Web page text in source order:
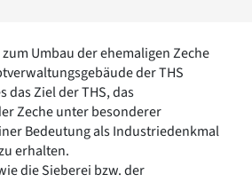
Umbau der ehemaligen Zeche
der THS
das Ziel der THS, das
Zeche unter besonderer
Bedeutung als Industriedenkmal
erhalten.
die Sieberei bzw. der